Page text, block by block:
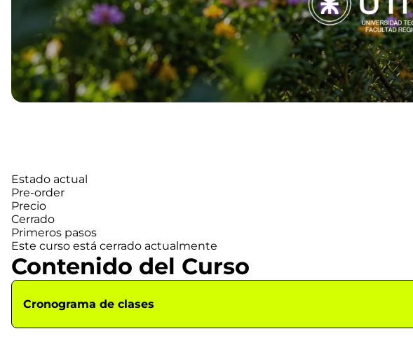
Estado actual
Pre-order
Precio
Cerrado
Primeros pasos
Este curso está cerrado actualmente
Contenido del Curso
Cronograma de clases